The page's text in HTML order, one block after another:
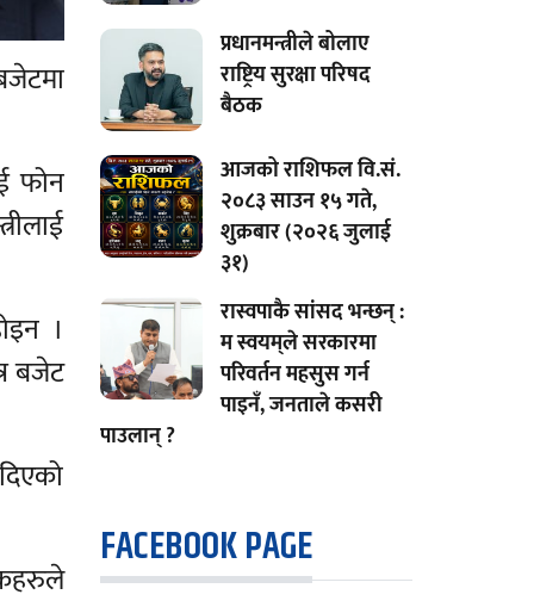
फोन
।
बजेट
प्रधानमन्त्रीले बोलाए
राष्ट्रिय सुरक्षा परिषद
बैठक
आजको राशिफल वि.सं.
२०८३ साउन १५ गते,
शुक्रबार (२०२६ जुलाई
३१)
रास्वपाकै सांसद भन्छन् :
म स्वयम्‌ले सरकारमा
परिवर्तन महसुस गर्न
पाइनँ, जनताले कसरी
पाउलान् ?
FACEBOOK PAGE